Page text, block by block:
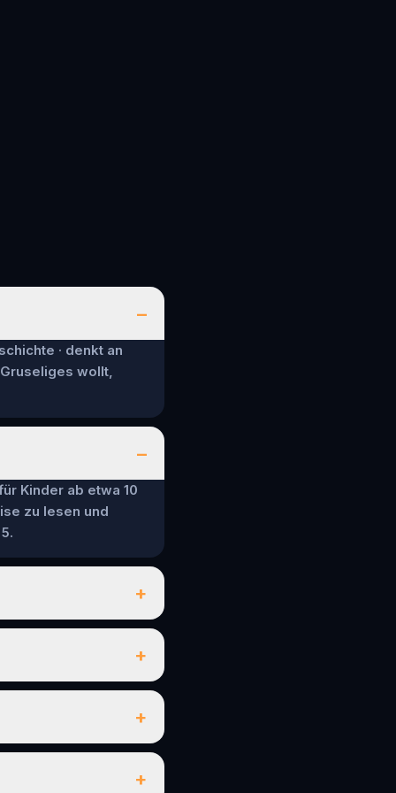
–
· denkt an
wollt,
–
Kinder ab etwa 10
zu lesen und
+
+
+
+